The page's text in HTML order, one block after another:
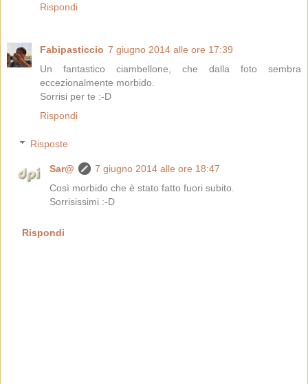
Rispondi
Fabipasticcio 7 giugno 2014 alle ore 17:39
Un fantastico ciambellone, che dalla foto sembra
eccezionalmente morbido.
Sorrisi per te :-D
Rispondi
Risposte
Sar@
7 giugno 2014 alle ore 18:47
Così morbido che è stato fatto fuori subito.
Sorrisissimi :-D
Rispondi